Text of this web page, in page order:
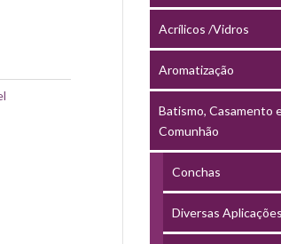
Acrílicos /Vidros
Aromatização
Batismo, Casamento
Comunhão
Conchas
Diversas Aplicações